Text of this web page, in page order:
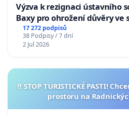
Výzva k rezignaci ústavního
Baxy pro ohrožení důvěry ve
17 272 podpisů
38 Podpisy / 7 dní
2 Jul 2026
‼️ STOP TURISTICKÉ PASTI!
prostoru na